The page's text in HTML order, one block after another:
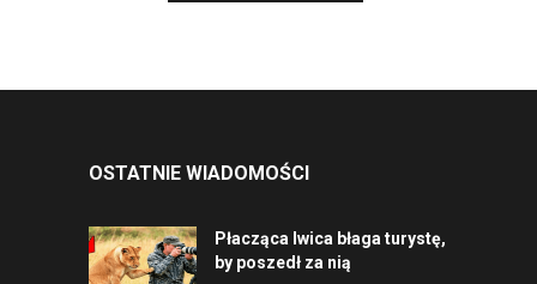
OSTATNIE WIADOMOŚCI
Płacząca lwica błaga turystę,
by poszedł za nią